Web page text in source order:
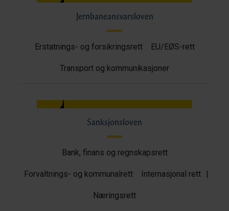
Jernbaneansvarsloven
Erstatnings- og forsikringsrett EU/EØS-rett
Transport og kommunikasjoner
Sanksjonsloven
Bank, finans og regnskapsrett
Forvaltnings- og kommunalrett Internasjonal rett |
Næringsrett